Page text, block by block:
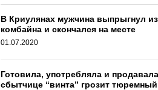
В Криулянах мужчина выпрыгнул
комбайна и скончался на месте
01.07.2020
Готовила, употребляла и
сбытчице “винта” грозит